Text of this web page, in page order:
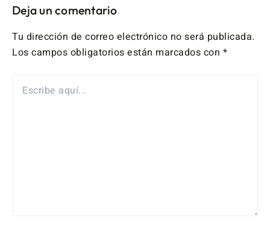
Deja un comentario
Tu dirección de correo electrónico no será publicada.
Los campos obligatorios están marcados con *
AQUÍ...